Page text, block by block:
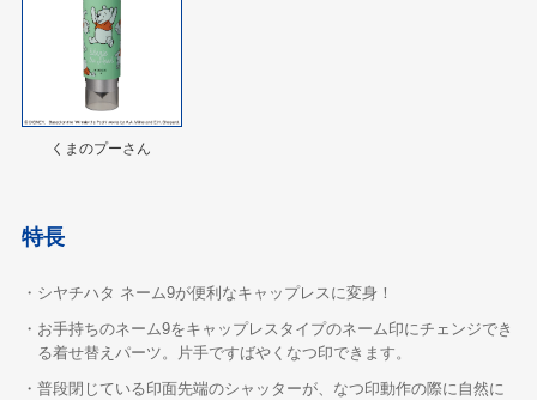
くまのプーさん
特長
・シヤチハタ ネーム9が便利なキャップレスに変身！
・お手持ちのネーム9をキャップレスタイプのネーム印にチェンジでき
る着せ替えパーツ。片手ですばやくなつ印できます。
・普段閉じている印面先端のシャッターが、なつ印動作の際に自然に